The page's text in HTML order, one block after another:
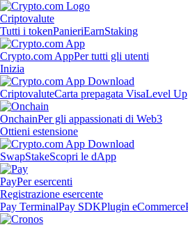
Criptovalute
Tutti i tokenPanieriEarnStaking
Crypto.com AppPer tutti gli utenti
Inizia
CriptovaluteCarta prepagata VisaLevel Up
OnchainPer gli appassionati di Web3
Ottieni estensione
SwapStakeScopri le dApp
PayPer esercenti
Registrazione esercente
Pay TerminalPay SDKPlugin eCommerce